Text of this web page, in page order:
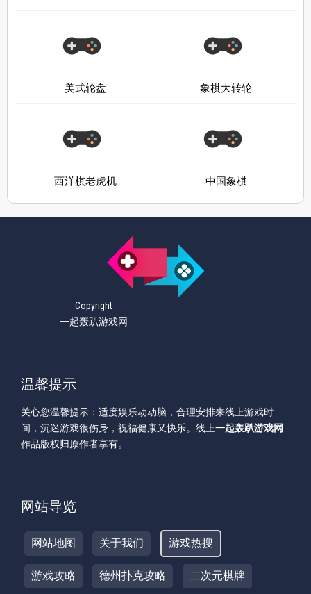
美式轮盘 象棋大转轮
西洋棋老虎机 中国象棋
Copyright
一起轰趴游戏网
温馨提示
关心您温馨提示：适度娱乐动动脑，合理安排来线上游戏时
间，沉迷游戏很伤身，祝福健康又快乐。线上一起轰趴游戏网
作品版权归原作者享有。
网站导览
网站地图 关于我们 游戏热搜
游戏攻略 德州扑克攻略 二次元棋牌